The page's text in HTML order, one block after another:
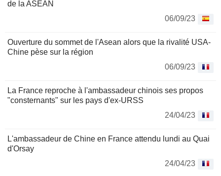
de la ASEAN
06/09/23
Ouverture du sommet de l'Asean alors que la rivalité USA-
Chine pèse sur la région
06/09/23
La France reproche à l'ambassadeur chinois ses propos
"consternants" sur les pays d'ex-URSS
24/04/23
L'ambassadeur de Chine en France attendu lundi au Quai
d'Orsay
24/04/23